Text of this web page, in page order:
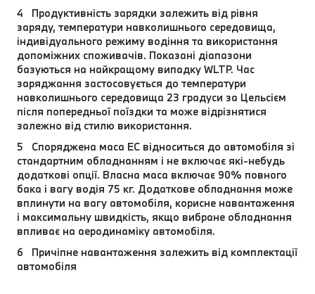
4 Продуктивність зарядки залежить від рівня
заряду, температури навколишнього середовища,
індивідуального режиму водіння та використання
допоміжних споживачів. Показані діапазони
базуються на найкращому випадку WLTP. Час
заряджання застосовується до температури
навколишнього середовища 23 градуси за Цельсієм
після попередньої поїздки та може відрізнятися
залежно від стилю використання.
5 Споряджена маса EC відноситься до автомобіля зі
стандартним обладнанням і не включає які-небудь
додаткові опції. Власна маса включає 90% повного
бака і вагу водія 75 кг. Додаткове обладнання може
вплинути на вагу автомобіля, корисне навантаження
і максимальну швидкість, якщо вибране обладнання
впливає на аеродинаміку автомобіля.
6 Причіпне навантаження залежить від комплектації
автомобіля